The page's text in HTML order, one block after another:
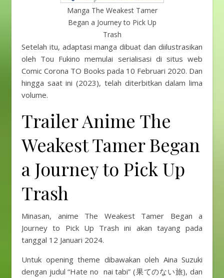
Manga The Weakest Tamer
Began a Journey to Pick Up
Trash
Setelah itu, adaptasi manga dibuat dan diilustrasikan
oleh Tou Fukino memulai serialisasi di situs web
Comic Corona TO Books pada 10 Februari 2020. Dan
hingga saat ini (2023), telah diterbitkan dalam lima
volume.
Trailer Anime The
Weakest Tamer Began
a Journey to Pick Up
Trash
Minasan, anime The Weakest Tamer Began a
Journey to Pick Up Trash ini akan tayang pada
tanggal 12 Januari 2024.
Untuk opening theme dibawakan oleh Aina Suzuki
dengan judul “Hate no nai tabi” (果てのない旅), dan